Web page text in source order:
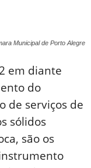
Municipal de Porto Alegre
em diante
do
de serviços de
sólidos
são os